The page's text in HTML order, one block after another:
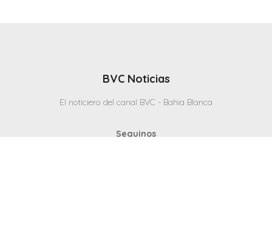
BVC Noticias
El noticiero del canal BVC - Bahia Blanca
Seguinos